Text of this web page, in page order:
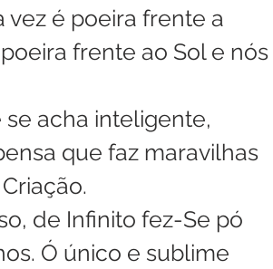
vez é poeira frente a
frente ao Sol e nós
acha inteligente,
que faz maravilhas
de Infinito fez-Se pó
Ó único e sublime